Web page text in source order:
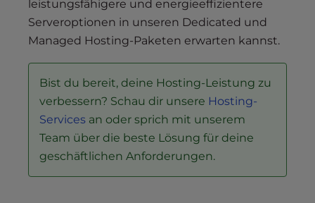
leistungsfähigere und energieeffizientere
Serveroptionen in unseren Dedicated und
Managed Hosting-Paketen erwarten kannst.
Bist du bereit, deine Hosting-Leistung zu
verbessern? Schau dir unsere Hosting-
Services an oder sprich mit unserem
Team über die beste Lösung für deine
geschäftlichen Anforderungen.